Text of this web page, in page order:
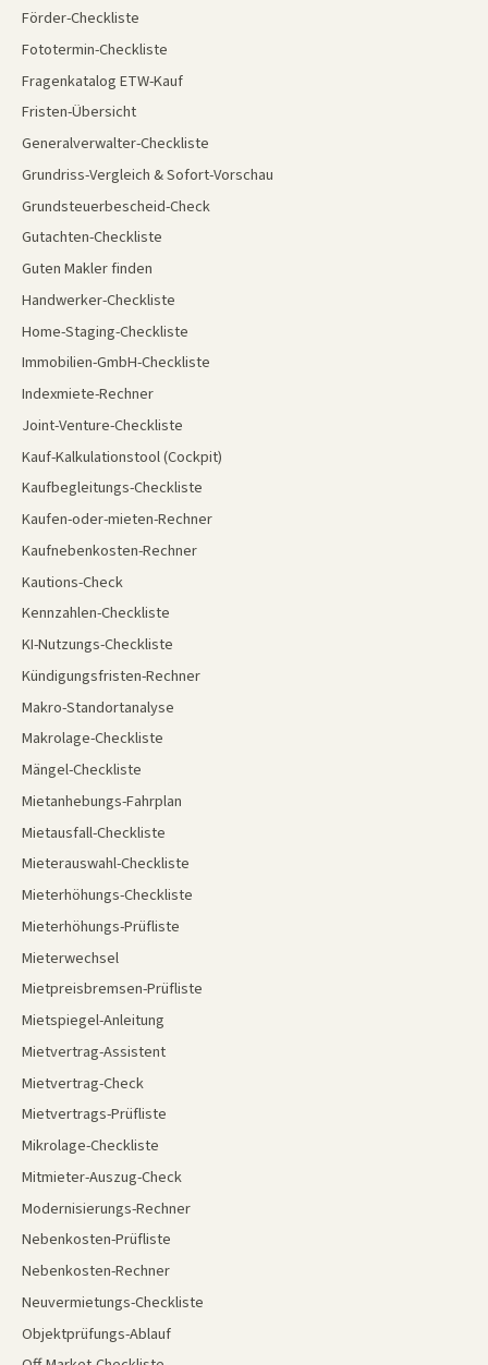
Förder-Checkliste
Fototermin-Checkliste
Fragenkatalog ETW-Kauf
Fristen-Übersicht
Generalverwalter-Checkliste
Grundriss-Vergleich & Sofort-Vorschau
Grundsteuerbescheid-Check
Gutachten-Checkliste
Guten Makler finden
Handwerker-Checkliste
Home-Staging-Checkliste
Immobilien-GmbH-Checkliste
Indexmiete-Rechner
Joint-Venture-Checkliste
Kauf-Kalkulationstool (Cockpit)
Kaufbegleitungs-Checkliste
Kaufen-oder-mieten-Rechner
Kaufnebenkosten-Rechner
Kautions-Check
Kennzahlen-Checkliste
KI-Nutzungs-Checkliste
Kündigungsfristen-Rechner
Makro-Standortanalyse
Makrolage-Checkliste
Mängel-Checkliste
Mietanhebungs-Fahrplan
Mietausfall-Checkliste
Mieterauswahl-Checkliste
Mieterhöhungs-Checkliste
Mieterhöhungs-Prüfliste
Mieterwechsel
Mietpreisbremsen-Prüfliste
Mietspiegel-Anleitung
Mietvertrag-Assistent
Mietvertrag-Check
Mietvertrags-Prüfliste
Mikrolage-Checkliste
Mitmieter-Auszug-Check
Modernisierungs-Rechner
Nebenkosten-Prüfliste
Nebenkosten-Rechner
Neuvermietungs-Checkliste
Objektprüfungs-Ablauf